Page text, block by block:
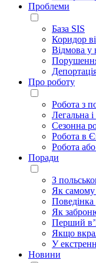
Проблеми
База SIS
Коридор
Відмова у
Про роботу
Робота з
Легальна
Сезонна
Робота в
Робота
Поради
З
Як самому
Поведінка
Як
Перший
Якщо
У
Новини